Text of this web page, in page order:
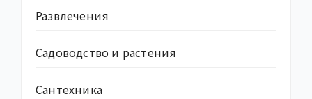
Развлечения
Садоводство и растения
Сантехника